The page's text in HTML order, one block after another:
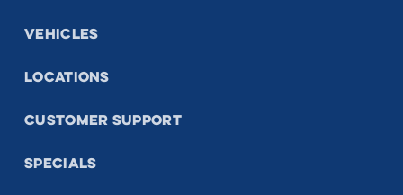
VEHICLES
LOCATIONS
CUSTOMER SUPPORT
SPECIALS